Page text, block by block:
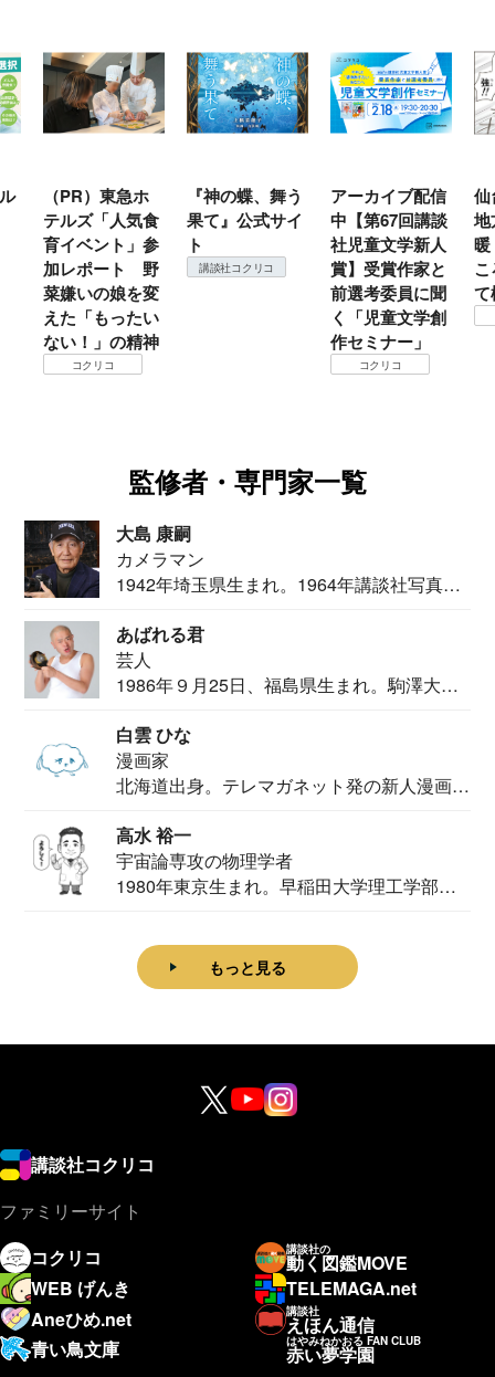
（PR）東急ホ
テルズ「人気食
育イベント」参
加レポート 野
菜嫌いの娘を変
えた「もったい
ない！」の精神
コクリコ
『神の蝶、舞う
果て』公式サイ
ト
講談社コクリコ
アーカイブ配信
中【第67回講談
社児童文学新人
賞】受賞作家と
前選考委員に聞
く「児童文学創
作セミナー」
コクリコ
仙
地
て
監修者・専門家一覧
大島 康嗣
カメラマン
1942年埼玉県生まれ。1964年講談社写真部
あばれる君
芸人
1986年９月25日、福島県生まれ。駒澤大学
白雲 ひな
漫画家
北海道出身。テレマガネット発の新人漫画
高水 裕一
宇宙論専攻の物理学者
1980年東京生まれ。早稲田大学理工学部物
もっと見る
講談社コクリコ
ファミリーサイト
コクリコ
講談社の
動く図鑑MOVE
WEB げんき
TELEMAGA.net
Aneひめ.net
講談社
えほん通信
青い鳥文庫
はやみねかおる FAN CLUB
赤い夢学園